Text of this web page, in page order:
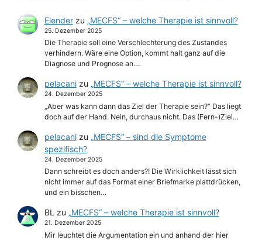
Elenderzu „MECFS“ – welche Therapie ist sinnvoll?
25. Dezember 2025
Die Therapie soll eine Verschlechterung des Zustandes
verhindern. Wäre eine Option, kommt halt ganz auf die
Diagnose und Prognose an.…
pelacanizu „MECFS“ – welche Therapie ist sinnvoll?
24. Dezember 2025
„Aber was kann dann das Ziel der Therapie sein?“ Das liegt
doch auf der Hand. Nein, durchaus nicht. Das (Fern-)Ziel…
pelacanizu „MECFS“ – sind die Symptome
spezifisch?
24. Dezember 2025
Dann schreibt es doch anders?! Die Wirklichkeit lässt sich
nicht immer auf das Format einer Briefmarke plattdrücken,
und ein bisschen…
BL zu „MECFS“ – welche Therapie ist sinnvoll?
21. Dezember 2025
Mir leuchtet die Argumentation ein und anhand der hier